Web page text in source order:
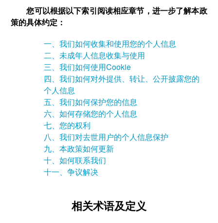
您可以根据以下索引阅读相应章节，进一步了解本政
策的具体约定：
一、我们如何收集和使用您的个人信息
二、未成年人信息收集与使用
三、我们如何使用Cookie
四、我们如何对外提供、转让、公开披露您的
个人信息
五、我们如何保护您的信息
六、如何存储您的个人信息
七、您的权利
八、我们对去世用户的个人信息保护
九、本政策如何更新
十、如何联系我们
十一、争议解决
相关术语及定义